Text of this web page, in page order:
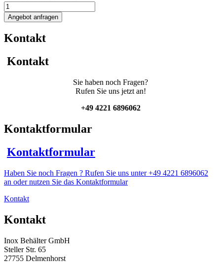
1150L
elektrisch
beheizter
Rührwerksbehälter
mit
und
Propellerrührwerk
Angebot anfragen
Kontakt
Kontakt
Sie haben noch Fragen?
Rufen Sie uns jetzt an!
+49 4221 6896062
Kontaktformular
Kontaktformular
Haben Sie noch Fragen ? Rufen Sie uns unter +49 4221 6896062
an oder nutzen Sie das Kontaktformular
Kontakt
Kontakt
Inox Behälter GmbH
Steller Str. 65
27755 Delmenhorst